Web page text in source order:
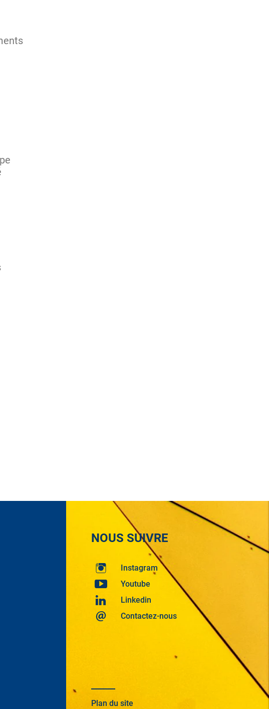
NOUS SUIVRE
Instagram
Youtube
Linkedin
Contactez-nous
Plan du site